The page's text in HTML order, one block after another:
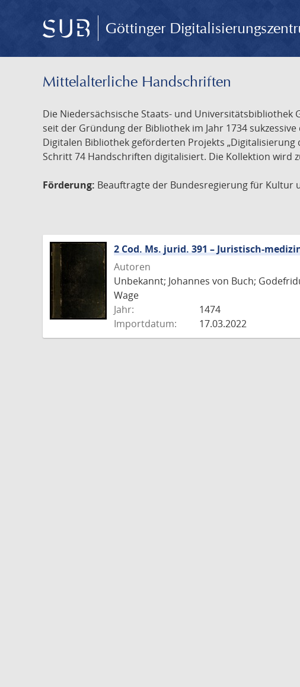
Göttinger
Mittelalterliche Handschriften
Die Niedersächsische Staats- und
seit der Gründung der Bibliothek im Jahr 1734
Digitalen Bibliothek geförderten Projekts
Schritt 74 Handschriften digitalisiert. Die Kollektion
Förderung: Beauftragte der Bundesregierung für Kultur
2 Cod. Ms. jurid. 391 – Juristisch-
Autoren
Unbekannt; Johannes von Buch;
Wage
Jahr:
1474
Importdatum:
17.03.2022